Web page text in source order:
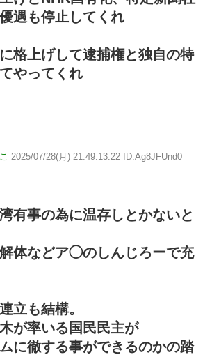
遇も停止してくれ
格上げして逮捕権と独自の特
やってくれ
2025/07/28(月) 21:49:13.22 ID:Ag8JFUnd0
有事の為に温存しとかないと
体などア◯のしんじろーで充
立も結構。
が率いる国民民主が
に徹する事ができるのかの踏